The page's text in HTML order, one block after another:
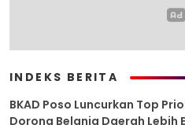
INDEKS BERITA
BKAD Poso Luncurkan Top
Dorong Belanja Daerah Lebih